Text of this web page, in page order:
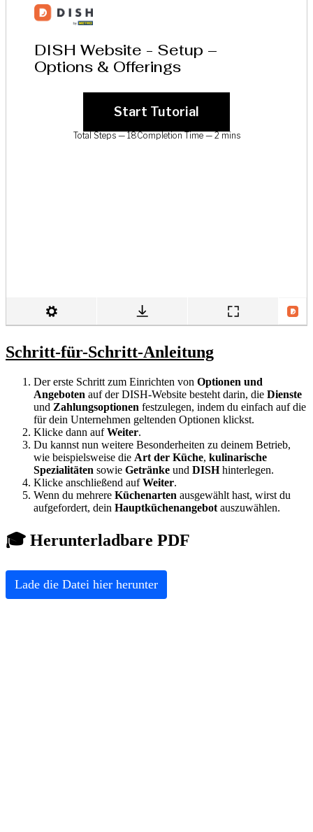
Schritt-für-Schritt-Anleitung
Der erste Schritt zum Einrichten von Optionen und
Angeboten auf der DISH-Website besteht darin, die Dienste
und Zahlungsoptionen festzulegen, indem du einfach auf die
für dein Unternehmen geltenden Optionen klickst.
Klicke dann aufWeiter.
Du kannst nun weitere Besonderheiten zu deinem Betrieb,
wie beispielsweise die Art der Küche, kulinarische
Spezialitäten sowie Getränke und DISHhinterlegen.
Klicke anschließend aufWeiter.
Wenn du mehrere Küchenarten ausgewählt hast, wirst du
aufgefordert, dein Hauptküchenangebot auszuwählen.
🎓 Herunterladbare PDF
Lade die Datei hier herunter